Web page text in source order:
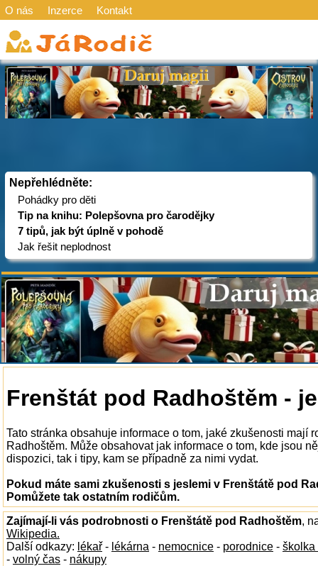
O nás Inzerce Kontakt
Nepřehlédněte:
Pohádky pro děti
Tip na knihu: Polepšovna pro čarodějky
7 tipů, jak být úplně v pohodě
Jak řešit neplodnost
Frenštát pod Radhoštěm -
Tato stránka obsahuje informace o tom, jaké zkušenosti mají
Radhoštěm. Může obsahovat jak informace o tom, kde jsou
dispozici, tak i tipy, kam se případně za nimi vydat.
Pokud máte sami zkušenosti s jeslemi v Frenštátě pod
Pomůžete tak ostatním rodičům.
Zajímají-li vás podrobnosti o Frenštátě pod Radhoštěm,
Wikipedia.
Další odkazy: lékař - lékárna - nemocnice - porodnice - školka
- volný čas - nákupy